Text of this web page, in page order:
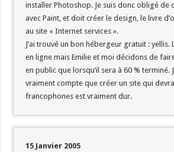
installer Photoshop. Je suis donc obligé de
avec Paint, et doit créer le design, le livre
au site « Internet services ».
J’ai trouvé un bon hébergeur gratuit : yellis.
en ligne mais Emilie et moi décidons de
en public que lorsqu’il sera à 60 % terminé.
vraiment compte que créer un site qui
francophones est vraiment dur.
15 Janvier 2005